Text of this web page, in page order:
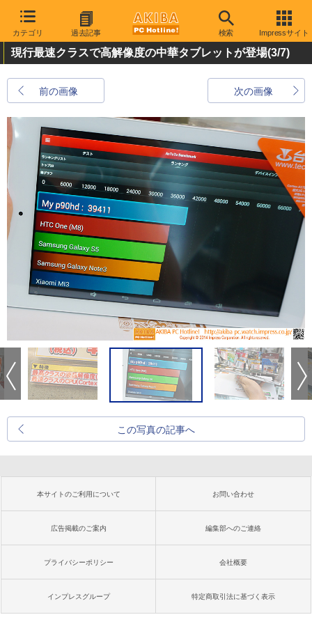
カテゴリ 過去記事 検索 Impressサイト
現行最速クラスで高解像度の中華タブレットが登場(3/7)
前の画像 次の画像
この写真の記事へ
本サイトのご利用について お問い合わせ
広告掲載のご案内 編集部へのご連絡
プライバシーポリシー 会社概要
インプレスグループ 特定商取引法に基づく表示